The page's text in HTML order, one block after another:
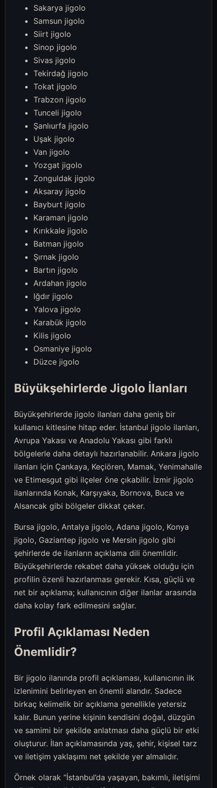
Sakarya jigolo
Samsun jigolo
Siirt jigolo
Sinop jigolo
Sivas jigolo
Tekirdağ jigolo
Tokat jigolo
Trabzon jigolo
Tunceli jigolo
Şanlıurfa jigolo
Uşak jigolo
Van jigolo
Yozgat jigolo
Zonguldak jigolo
Aksaray jigolo
Bayburt jigolo
Karaman jigolo
Kırıkkale jigolo
Batman jigolo
Şırnak jigolo
Bartın jigolo
Ardahan jigolo
Iğdır jigolo
Yalova jigolo
Karabük jigolo
Kilis jigolo
Osmaniye jigolo
Düzce jigolo
Büyükşehirlerde Jigolo İlanları
Büyükşehirlerde jigolo ilanları daha geniş bir
kullanıcı kitlesine hitap eder. İstanbul jigolo ilanları,
Avrupa Yakası ve Anadolu Yakası gibi farklı
bölgelerle daha detaylı hazırlanabilir. Ankara jigolo
ilanları için Çankaya, Keçiören, Mamak, Yenimahalle
ve Etimesgut gibi ilçeler öne çıkabilir. İzmir jigolo
ilanlarında Konak, Karşıyaka, Bornova, Buca ve
Alsancak gibi bölgeler dikkat çeker.
Bursa jigolo, Antalya jigolo, Adana jigolo, Konya
jigolo, Gaziantep jigolo ve Mersin jigolo gibi
şehirlerde de ilanların açıklama dili önemlidir.
Büyükşehirlerde rekabet daha yüksek olduğu için
profilin özenli hazırlanması gerekir. Kısa, güçlü ve
net bir açıklama; kullanıcının diğer ilanlar arasında
daha kolay fark edilmesini sağlar.
Profil Açıklaması Neden
Önemlidir?
Bir jigolo ilanında profil açıklaması, kullanıcının ilk
izlenimini belirleyen en önemli alandır. Sadece
birkaç kelimelik bir açıklama genellikle yetersiz
kalır. Bunun yerine kişinin kendisini doğal, düzgün
ve samimi bir şekilde anlatması daha güçlü bir etki
oluşturur. İlan açıklamasında yaş, şehir, kişisel tarz
ve iletişim yaklaşımı net şekilde yer almalıdır.
Örnek olarak “İstanbul’da yaşayan, bakımlı, iletişimi